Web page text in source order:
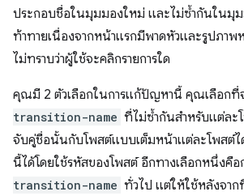
ประกอบชื่อในมุมมองใหม่ และไม่ซ้ำกันในมุม
ท้าทายเนื่องจากหน้าแรกมีพาดหัวและรูปภาพ
ไม่ทราบว่าผู้ใช้จะคลิกรายการใด
คุณมี 2 ตัวเลือกในการแก้ปัญหานี้ คุณเลือกที่
transition-name ที่ไม่ซ้ำกันสำหรับแต่ละ
จับคู่ชื่อนั้นกับโพสต์แบบเต็มหน้าแต่ละโพสต์ไ
นี้ได้โดยใช้รหัสของโพสต์ อีกทางเลือกหนึ่งคือ
transition-name ทั่วไป แต่ให้ใช้หลังจา